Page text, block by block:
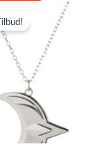
Tilbud!oprindelige
149.00kr..
Den
aktuelle